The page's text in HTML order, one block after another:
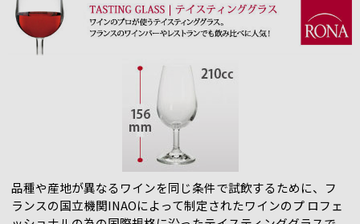
品種や産地が異なるワインを同じ条件で試飲するために、フ
ランスの国立機関INAOによって制定されたワインのプ ロフェ